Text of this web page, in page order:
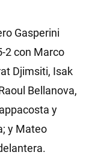
Gasperini
2 con Marco
Djimsiti, Isak
Bellanova,
y
y Mateo